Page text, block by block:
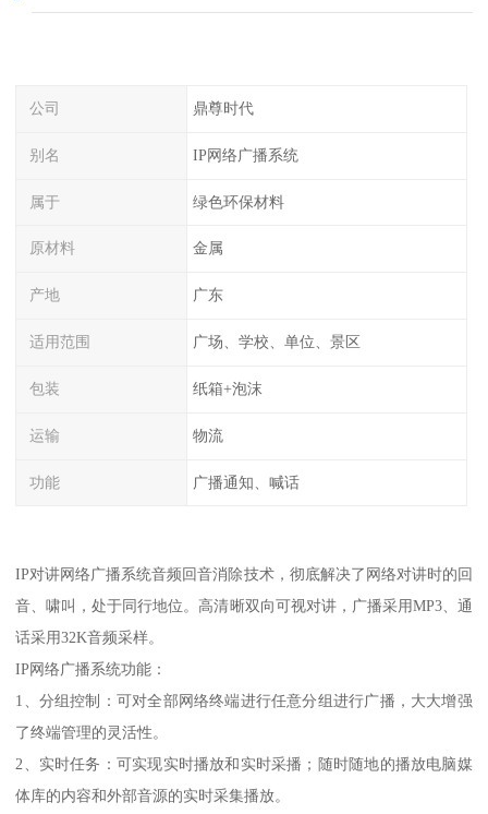
公司 鼎尊时代
别名 IP网络广播系统
属于 绿色环保材料
原材料 金属
产地 广东
适用范围 广场、学校、单位、景区
包装 纸箱+泡沫
运输 物流
功能 广播通知、喊话
IP对讲网络广播系统音频回音消除技术，彻底解决了网络对讲时的回
音、啸叫，处于同行地位。高清晰双向可视对讲，广播采用MP3、通
话采用32K音频采样。
IP网络广播系统功能：
1、分组控制：可对全部网络终端进行任意分组进行广播，大大增强
了终端管理的灵活性。
2、实时任务：可实现实时播放和实时采播；随时随地的播放电脑媒
体库的内容和外部音源的实时采集播放。